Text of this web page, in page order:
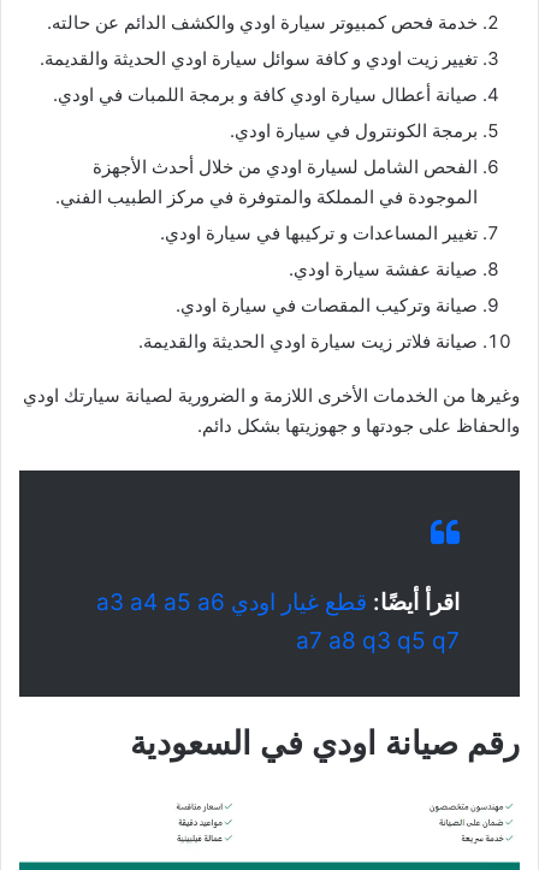
خدمة فحص كمبيوتر سيارة اودي والكشف الدائم عن حالته.
تغيير زيت اودي و كافة سوائل سيارة اودي الحديثة والقديمة.
صيانة أعطال سيارة اودي كافة و برمجة اللمبات في اودي.
برمجة الكونترول في سيارة اودي.
الفحص الشامل لسيارة اودي من خلال أحدث الأجهزة
الموجودة في المملكة والمتوفرة في مركز الطبيب الفني.
تغيير المساعدات و تركيبها في سيارة اودي.
صيانة عفشة سيارة اودي.
صيانة وتركيب المقصات في سيارة اودي.
صيانة فلاتر زيت سيارة اودي الحديثة والقديمة.
وغيرها من الخدمات الأخرى اللازمة و الضرورية لصيانة سيارتك اودي
والحفاظ على جودتها و جهوزيتها بشكل دائم.
اقرأ أيضًا:
قطع غيار اودي a3 a4 a5 a6
a7 a8 q3 q5 q7
رقم صيانة اودي في السعودية